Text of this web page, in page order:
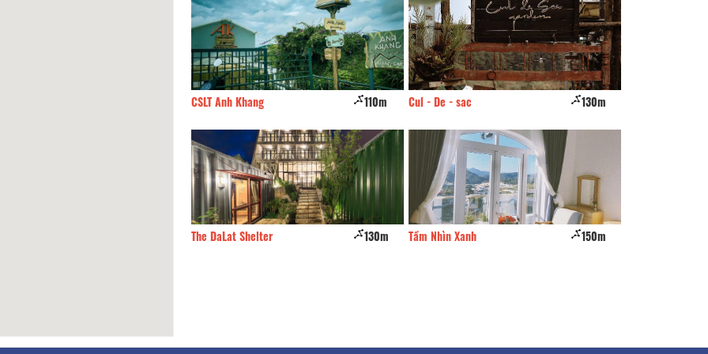
CSLT Anh Khang 110m
The DaLat Shelter 130m
Cul - De - sac 130m
Tầm Nhìn Xanh 150m